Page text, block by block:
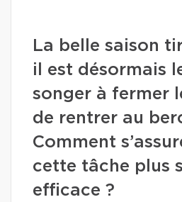
La belle saison
il est désormais
songer à fermer
de rentrer au
Comment
cette tâche plus
efficace ?